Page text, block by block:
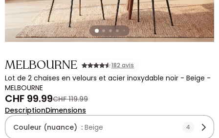
MELBOURNE 182 avis
Lot de 2 chaises en velours et acier inoxydable noir - Beige -
MELBOURNE
CHF 99.99CHF 119.99
DescriptionDimensions
Couleur (nuance) : Beige 4